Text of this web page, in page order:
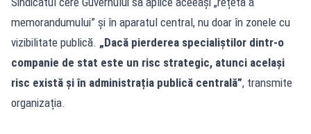
memorandumului” și în aparatul central, nu doar în zonele cu
vizibilitate publică. „Dacă pierderea specialiștilor dintr-o
companie de stat este un risc strategic, atunci același
risc există și în administrația publică centrală”, transmite
organizația.